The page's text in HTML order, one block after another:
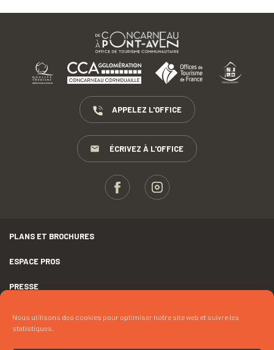
Nous utilisons des cookies pour optimiser notre site web et suivre les
statistiques.
APPELEZ L'OFFICE
ÉCRIVEZ À L'OFFICE
PLANS ET BROCHURES
ESPACE PROS
PRESSE